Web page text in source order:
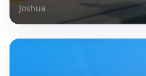
Joshua